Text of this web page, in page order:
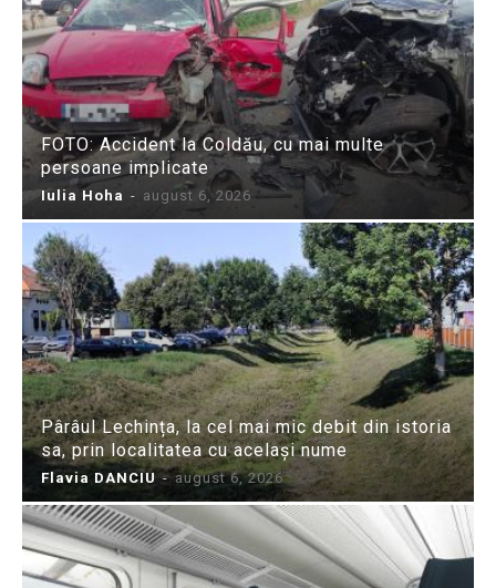
FOTO: Accident la Coldău, cu mai multe
persoane implicate
Iulia Hoha - august 6, 2026
Pârâul Lechința, la cel mai mic debit din istoria
sa, prin localitatea cu același nume
Flavia DANCIU - august 6, 2026